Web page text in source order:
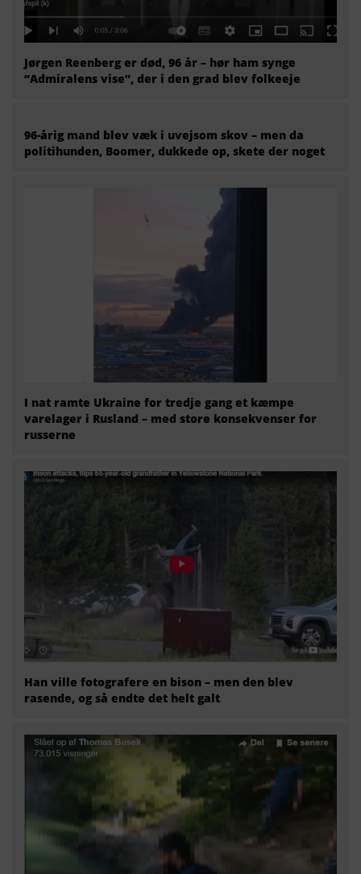
Jørgen Reenberg er død, 96 år – hør ham synge
“Admiralens vise”, der i den grad blev folkeeje
96-årig mand blev væk i uvejsom skov – men da
politihunden, Boomer, dukkede op, skete der noget
I nat ramte Ukraine for tredje gang et kæmpe
varelager i Rusland – med store konsekvenser for
russerne
Han ville fotografere en bison – men den blev
rasende, og så endte det helt galt